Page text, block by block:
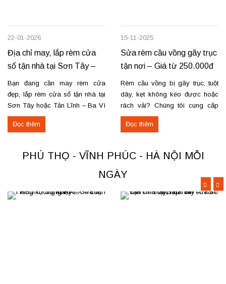
22-01-2026
Địa chỉ may, lắp rèm cửa
sổ tận nhà tại Sơn Tây –
Tản Lĩnh Ba Vì
Bạn đang cần may rèm cửa
đẹp, lắp rèm cửa sổ tận nhà tại
Sơn Tây hoặc Tản Lĩnh – Ba Vì
với giá hợp lý? Chúng tôi
chuyên may rèm theo yêu cầu,
tiến độ. Thực tế, chúng tôi vừa
hoàn thiện thi công rèm...
Đọc thêm
15-11-2025
Sửa rèm cầu vồng gãy trục
tận nơi – Giá từ 250.000đ
có VAT
Rèm cầu vồng bị gãy trục, tuột
dây, kẹt không kéo được hoặc
rách vải? Chúng tôi cung cấp
dịch vụ sửa rèm cầu vồng tận
nơi, đảm bảo rèm hoạt động trơn
cấu kéo để rèm mở – đóng êm
Thay dây...
Đọc thêm
PHÚ THỌ - VĨNH PHÚC - HÀ NỘI MỖI
NGÀY